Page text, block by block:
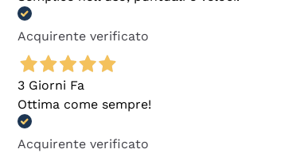
Acquirente verificato
3 Giorni Fa
Ottima come sempre!
Acquirente verificato